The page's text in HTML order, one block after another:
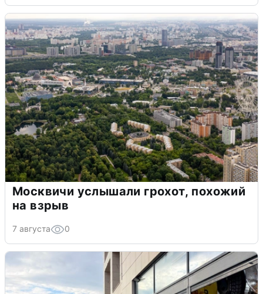
Москвичи услышали грохот, похожий
на взрыв
7 августа 0